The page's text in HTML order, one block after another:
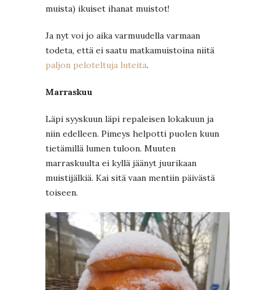
muista) ikuiset ihanat muistot!
Ja nyt voi jo aika varmuudella varmaan
todeta, että ei saatu matkamuistoina niitä
paljon peloteltuja luteita.
Marraskuu
Läpi syyskuun läpi repaleisen lokakuun ja
niin edelleen. Pimeys helpotti puolen kuun
tietämillä lumen tuloon. Muuten
marraskuulta ei kyllä jäänyt juurikaan
muistijälkiä. Kai sitä vaan mentiin päivästä
toiseen.